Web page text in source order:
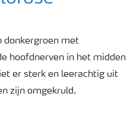
donkergroen met
hoofdnerven in het midden
er sterk en leerachtig uit
zijn omgekruld.